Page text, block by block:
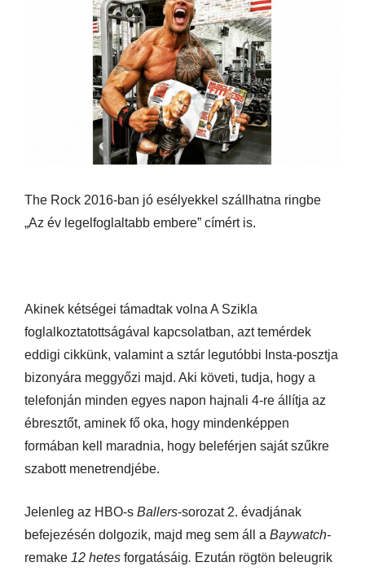
The Rock 2016-ban jó esélyekkel szállhatna ringbe
„Az év legelfoglaltabb embere” címért is.
Akinek kétségei támadtak volna A Szikla
foglalkoztatottságával kapcsolatban, azt temérdek
eddigi cikkünk, valamint a sztár legutóbbi Insta-posztja
bizonyára meggyőzi majd. Aki követi, tudja, hogy a
telefonján minden egyes napon hajnali 4-re állítja az
ébresztőt, aminek fő oka, hogy mindenképpen
formában kell maradnia, hogy beleférjen saját szűkre
szabott menetrendjébe.
Jelenleg az HBO-s Ballers-sorozat 2. évadjának
befejezésén dolgozik, majd meg sem áll a Baywatch-
remake 12 hetes forgatásáig. Ezután rögtön beleugrik